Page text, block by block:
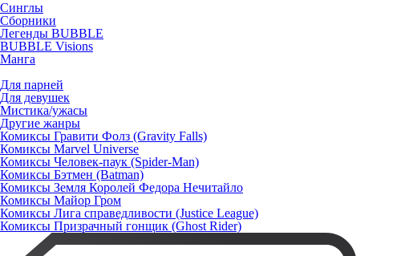
Синглы
Сборники
Легенды BUBBLE
BUBBLE Visions
Манга
Для парней
Для девушек
Мистика/ужасы
Другие жанры
Комиксы Гравити Фолз (Gravity Falls)
Комиксы Marvel Universe
Комиксы Человек-паук (Spider-Man)
Комиксы Бэтмен (Batman)
Комиксы Земля Королей Федора Нечитайло
Комиксы Майор Гром
Комиксы Лига справедливости (Justice League)
Комиксы Призрачный гонщик (Ghost Rider)